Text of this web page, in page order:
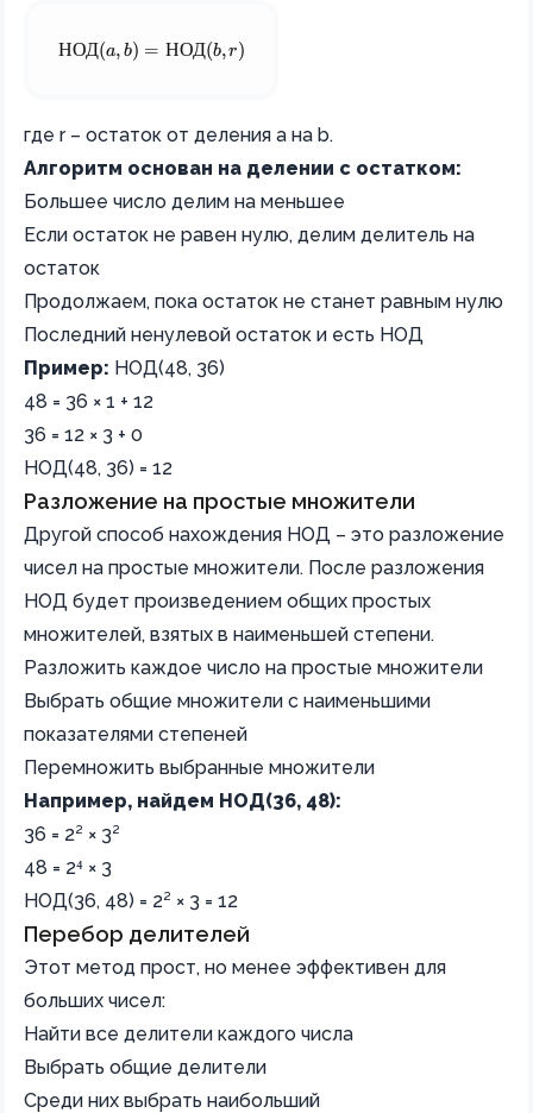
\text{НОД}(a,b) = \text{НОД}(b,r)
НОД(a, b) = НОД(b,r )
где r – остаток от деления a на b.
Алгоритм основан на делении с остатком:
Большее число делим на меньшее
Если остаток не равен нулю, делим делитель на
остаток
Продолжаем, пока остаток не станет равным нулю
Последний ненулевой остаток и есть НОД
Пример: НОД(48, 36)
48 = 36 × 1 + 12
36 = 12 × 3 + 0
НОД(48, 36) = 12
Разложение на простые множители
Другой способ нахождения НОД – это разложение
чисел на простые множители. После разложения
НОД будет произведением общих простых
множителей, взятых в наименьшей степени.
Разложить каждое число на простые множители
Выбрать общие множители с наименьшими
показателями степеней
Перемножить выбранные множители
Например, найдем НОД(36, 48):
36 = 2² × 3²
48 = 2⁴ × 3
НОД(36, 48) = 2² × 3 = 12
Перебор делителей
Этот метод прост, но менее эффективен для
больших чисел:
Найти все делители каждого числа
Выбрать общие делители
Среди них выбрать наибольший